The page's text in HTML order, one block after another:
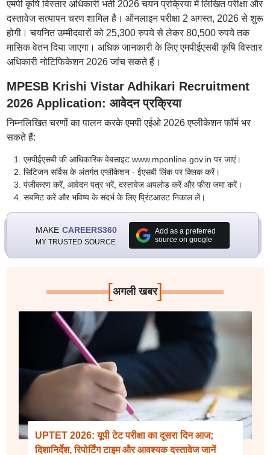
एमपी कृषि विस्तार अधिकारी भर्ती 2026 चयन प्रक्रिया में लिखित परीक्षा और
दस्तावेज सत्यापन चरण शामिल है। ऑनलाइन परीक्षा 2 अगस्त, 2026 से शुरू
होगी। चयनित उम्मीदवारों को 25,300 रुपये से लेकर 80,500 रुपये तक
मासिक वेतन दिया जाएगा। अधिक जानकारी के लिए एमपीईएसबी कृषि विस्तार
अधिकारी नोटिफिकेशन 2026 जांच सकते हैं।
MPESB Krishi Vistar Adhikari Recruitment
2026 Application: आवेदन प्रक्रिया
निम्नलिखित चरणों का पालन करके एमपी एईओ 2026 एप्लीकेशन फॉर्म भर
सकते हैं:
एमपीईएसबी की आधिकारिक वेबसाइट www.mponline.gov.in पर जाएं।
सिटिजन सर्विस के अंतर्गत एप्लीकेशन - ईएसबी लिंक पर क्लिक करें।
पंजीकरण करें, आवेदन पत्र भरें, दस्तावेज अपलोड करें और फीस जमा करें।
सबमिट करें और भविष्य के संदर्भ के लिए प्रिंटआउट निकाल लें।
MAKE CAREERS360
MY TRUSTED SOURCE
Add as a preferred
source on google
[अगली खबर]
UPTET 2026: यूपी टेट परीक्षा का दूसरा दिन आज;
दिशानिर्देश, रिपोर्टिंग टाइम और आवश्यक दस्तावेज जानें